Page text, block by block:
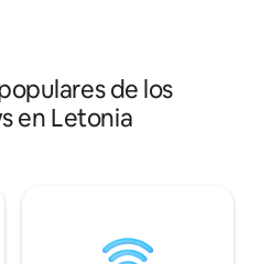
de los
en Letonia